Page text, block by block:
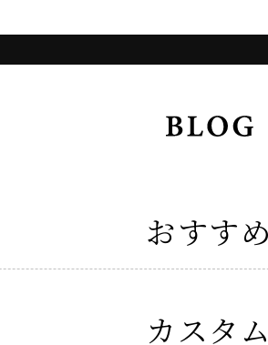
おすす
カスタ